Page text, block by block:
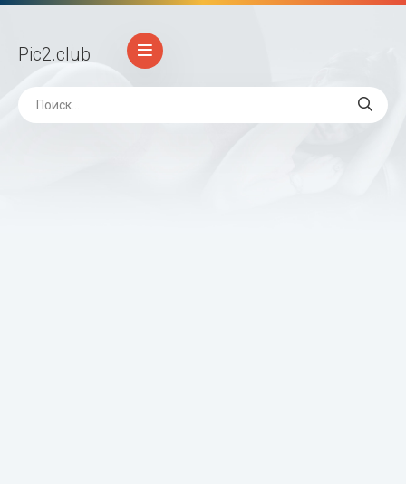
Pic2.club